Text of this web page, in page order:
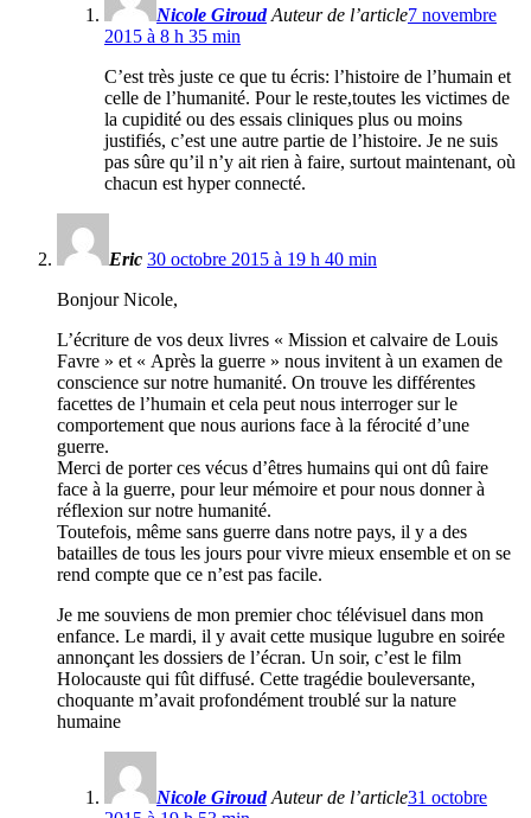
Nicole Giroud Auteur de l’article7 novembre
2015 à 8 h 35 min
C’est très juste ce que tu écris: l’histoire de l’humain et
celle de l’humanité. Pour le reste,toutes les victimes de
la cupidité ou des essais cliniques plus ou moins
justifiés, c’est une autre partie de l’histoire. Je ne suis
pas sûre qu’il n’y ait rien à faire, surtout maintenant, où
chacun est hyper connecté.
Eric 30 octobre 2015 à 19 h 40 min
Bonjour Nicole,
L’écriture de vos deux livres « Mission et calvaire de Louis
Favre » et « Après la guerre » nous invitent à un examen de
conscience sur notre humanité. On trouve les différentes
facettes de l’humain et cela peut nous interroger sur le
comportement que nous aurions face à la férocité d’une
guerre.
Merci de porter ces vécus d’êtres humains qui ont dû faire
face à la guerre, pour leur mémoire et pour nous donner à
réflexion sur notre humanité.
Toutefois, même sans guerre dans notre pays, il y a des
batailles de tous les jours pour vivre mieux ensemble et on se
rend compte que ce n’est pas facile.
Je me souviens de mon premier choc télévisuel dans mon
enfance. Le mardi, il y avait cette musique lugubre en soirée
annonçant les dossiers de l’écran. Un soir, c’est le film
Holocauste qui fût diffusé. Cette tragédie bouleversante,
choquante m’avait profondément troublé sur la nature
humaine
Nicole Giroud Auteur de l’article31 octobre